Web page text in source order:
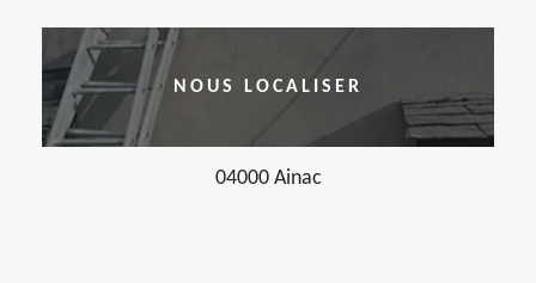
NOUS LOCALISER
04000 Ainac